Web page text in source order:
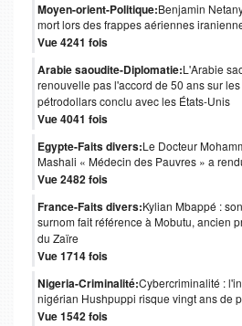
Moyen-orient-Politique:Benjamin
mort lors des frappes aériennes
Vue 4241 fois
Arabie saoudite-Diplomatie:L'Arabie
renouvelle pas l'accord de 50 ans sur les
pétrodollars conclu avec les États-Unis
Vue 4041 fois
Egypte-Faits divers:Le Docteur
Mashali « Médecin des Pauvres » a
Vue 2482 fois
France-Faits divers:Kylian Mbappé :
surnom fait référence à Mobutu, ancien
du Zaïre
Vue 1714 fois
Nigeria-Criminalité:Cybercriminalité :
nigérian Hushpuppi risque vingt ans de
Vue 1542 fois